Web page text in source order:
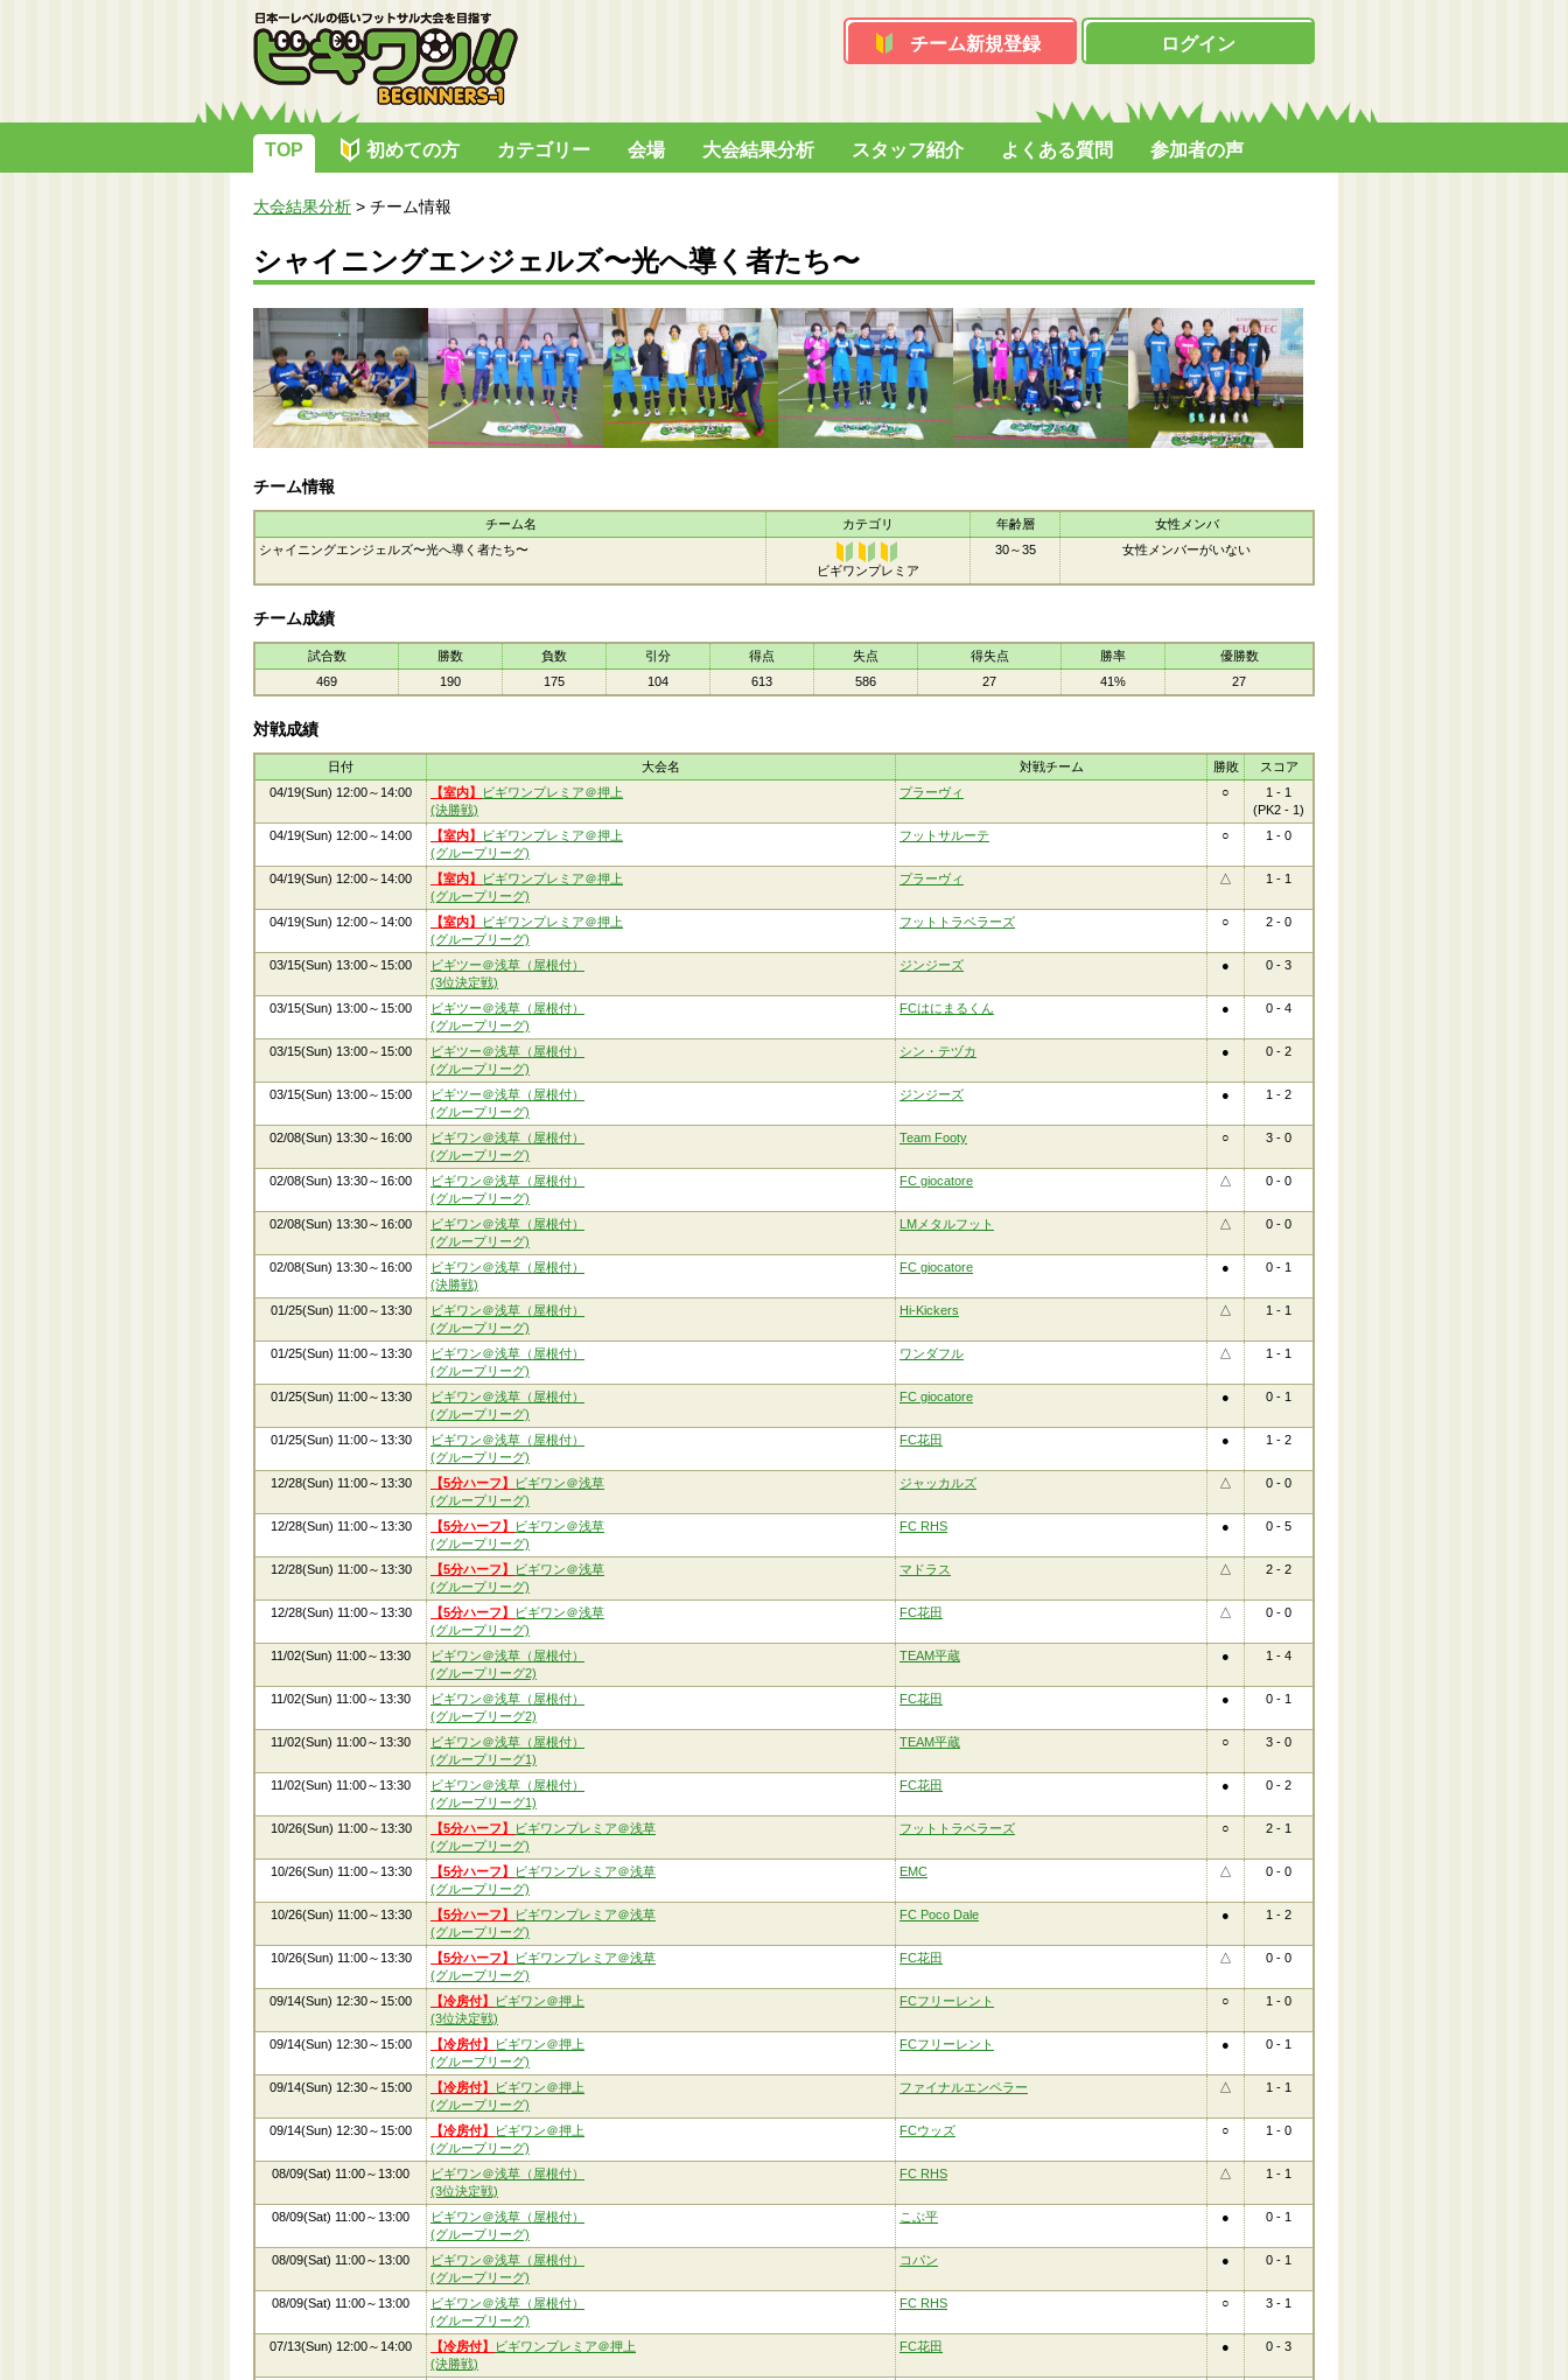
チーム新規登録 ログイン
TOP 初めての方 カテゴリー 会場 大会結果分析 スタッフ紹介 よくある質問 参加者の声
大会結果分析 > チーム情報
シャイニングエンジェルズ〜光へ導く者たち〜
チーム情報
チーム名 カテゴリ 年齢層
女性メンバ
シャイニングエンジェルズ〜光へ導く者たち〜
ビギワン
プレミア
ビギワンプレミア
30～35 女性メンバーがいない
チーム成績
試合数 勝数 負数 引分 得点 失点 得失点 勝率
優勝数
469
190 175 104 613 586 27 41% 27
対戦成績
日付 大会名 対戦チーム 勝敗
スコア
04/19(Sun) 12:00～14:00
【室内】
ビギワンプレミア＠押上
(決勝戦)
プラーヴィ ○
1 - 1
(PK2 - 1)
04/19(Sun) 12:00～14:00
【室内】
ビギワンプレミア＠押上
(グループリーグ)
フットサルーテ ○ 1 - 0
04/19(Sun) 12:00～14:00 【室内】
ビギワンプレミア＠押上
(グループリーグ)
プラーヴィ △ 1 - 1
04/19(Sun) 12:00～14:00 【室内】
ビギワンプレミア＠押上
(グループリーグ)
フットトラベラーズ ○ 2 - 0
03/15(Sun) 13:00～15:00
ビギツー＠浅草（屋根付）
(3位決定戦)
ジンジーズ ● 0 - 3
03/15(Sun) 13:00～15:00
ビギツー＠浅草（屋根付）
(グループリーグ)
FCはにまるくん ● 0 - 4
03/15(Sun) 13:00～15:00
ビギツー＠浅草（屋根付）
(グループリーグ)
シン・テヅカ ● 0 - 2
03/15(Sun) 13:00～15:00
ビギツー＠浅草（屋根付）
(グループリーグ)
ジンジーズ ● 1 - 2
02/08(Sun) 13:30～16:00
ビギワン＠浅草（屋根付）
(グループリーグ)
Team Footy ○ 3 - 0
02/08(Sun) 13:30～16:00
ビギワン＠浅草（屋根付）
(グループリーグ)
FC giocatore △ 0 - 0
02/08(Sun) 13:30～16:00
ビギワン＠浅草（屋根付）
(グループリーグ)
LMメタルフット △ 0 - 0
02/08(Sun) 13:30～16:00
ビギワン＠浅草（屋根付）
(決勝戦)
FC giocatore ● 0 - 1
01/25(Sun) 11:00～13:30
ビギワン＠浅草（屋根付）
(グループリーグ)
Hi-Kickers △ 1 - 1
01/25(Sun) 11:00～13:30
ビギワン＠浅草（屋根付）
(グループリーグ)
ワンダフル △ 1 - 1
01/25(Sun) 11:00～13:30
ビギワン＠浅草（屋根付）
(グループリーグ)
FC giocatore ● 0 - 1
01/25(Sun) 11:00～13:30
ビギワン＠浅草（屋根付）
(グループリーグ)
FC花田 ● 1 - 2
12/28(Sun) 11:00～13:30 【5分ハーフ】
ビギワン＠浅草
(グループリーグ)
ジャッカルズ △ 0 - 0
12/28(Sun) 11:00～13:30 【5分ハーフ】
ビギワン＠浅草
(グループリーグ)
FC RHS ● 0 - 5
12/28(Sun) 11:00～13:30 【5分ハーフ】
ビギワン＠浅草
(グループリーグ)
マドラス △ 2 - 2
12/28(Sun) 11:00～13:30 【5分ハーフ】
ビギワン＠浅草
(グループリーグ)
FC花田 △ 0 - 0
11/02(Sun) 11:00～13:30
ビギワン＠浅草（屋根付）
(グループリーグ2)
TEAM平蔵 ● 1 - 4
11/02(Sun) 11:00～13:30
ビギワン＠浅草（屋根付）
(グループリーグ2)
FC花田 ● 0 - 1
11/02(Sun) 11:00～13:30
ビギワン＠浅草（屋根付）
(グループリーグ1)
TEAM平蔵 ○ 3 - 0
11/02(Sun) 11:00～13:30
ビギワン＠浅草（屋根付）
(グループリーグ1)
FC花田 ● 0 - 2
10/26(Sun) 11:00～13:30 【5分ハーフ】
ビギワンプレミア＠浅草
(グループリーグ)
フットトラベラーズ ○ 2 - 1
10/26(Sun) 11:00～13:30 【5分ハーフ】
ビギワンプレミア＠浅草
(グループリーグ)
EMC △ 0 - 0
10/26(Sun) 11:00～13:30 【5分ハーフ】
ビギワンプレミア＠浅草
(グループリーグ)
FC Poco Dale ● 1 - 2
10/26(Sun) 11:00～13:30 【5分ハーフ】
ビギワンプレミア＠浅草
(グループリーグ)
FC花田 △ 0 - 0
09/14(Sun) 12:30～15:00 【冷房付】
ビギワン＠押上
(3位決定戦)
FCフリーレント ○ 1 - 0
09/14(Sun) 12:30～15:00 【冷房付】
ビギワン＠押上
(グループリーグ)
FCフリーレント ● 0 - 1
09/14(Sun) 12:30～15:00 【冷房付】
ビギワン＠押上
(グループリーグ)
ファイナルエンペラー △ 1 - 1
09/14(Sun) 12:30～15:00 【冷房付】
ビギワン＠押上
(グループリーグ)
FCウッズ ○ 1 - 0
08/09(Sat) 11:00～13:00
ビギワン＠浅草（屋根付）
(3位決定戦)
FC RHS △ 1 - 1
08/09(Sat) 11:00～13:00
ビギワン＠浅草（屋根付）
(グループリーグ)
こぶ平 ● 0 - 1
08/09(Sat) 11:00～13:00
ビギワン＠浅草（屋根付）
(グループリーグ)
コパン ● 0 - 1
08/09(Sat) 11:00～13:00
ビギワン＠浅草（屋根付）
(グループリーグ)
FC RHS ○ 3 - 1
07/13(Sun) 12:00～14:00 【冷房付】
ビギワンプレミア＠押上
(決勝戦)
FC花田 ● 0 - 3